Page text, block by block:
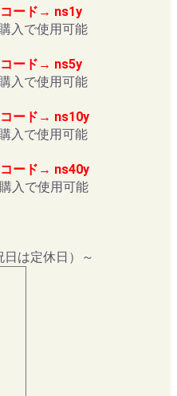
ード→ ns1y
入で使用可能
ード→ ns5y
入で使用可能
ード→ ns10y
入で使用可能
ード→ ns40y
入で使用可能
日は定休日）～